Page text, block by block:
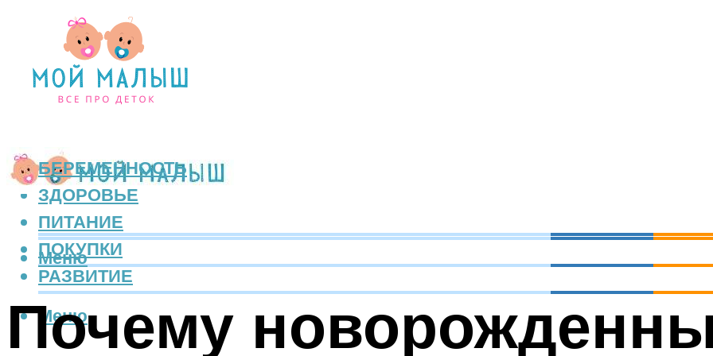
БЕРЕМЕННОСТЬ
ЗДОРОВЬЕ
ПИТАНИЕ
ПОКУПКИ
РАЗВИТИЕ
Меню
Меню
Почему